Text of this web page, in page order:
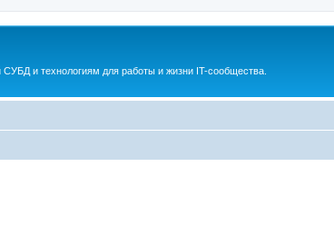
и технологиям для работы и жизни IT-сообщества.